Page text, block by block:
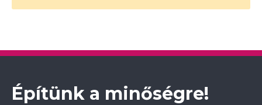
Építünk a minőségre!